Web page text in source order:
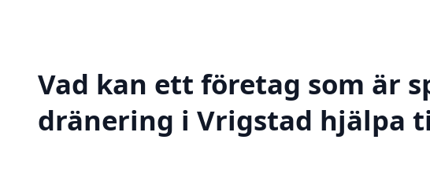
Vad kan ett företag som är
dränering i Vrigstad hjälpa